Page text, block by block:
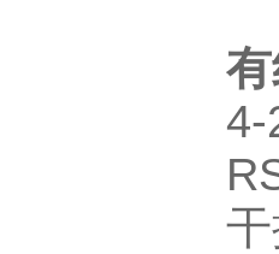
4-